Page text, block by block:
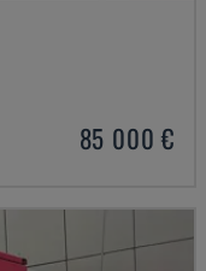
85 000 €